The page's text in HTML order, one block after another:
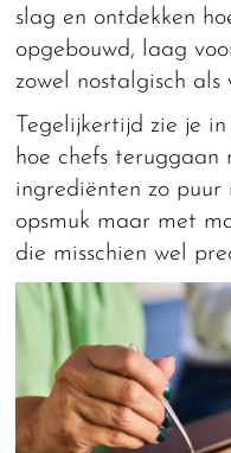
slag en ontdekken
opgebouwd, laag
zowel nostalgisch als
Tegelijkertijd zie je
hoe chefs teruggaan
ingrediënten zo puur
opsmuk maar met
die misschien wel